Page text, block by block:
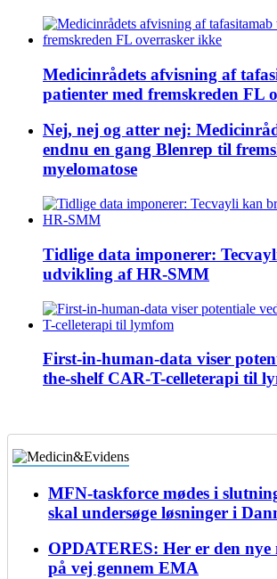
Medicinrådets afvisning af
patienter med fremskreden FL
Nej, nej og atter nej:
endnu en gang Blenrep til
myelomatose
Tidlige data imponerer:
udvikling af HR-SMM
First-in-human-data viser
the-shelf CAR-T-celleterapi til
MFN-taskforce mødes i
skal undersøge løsninger i
OPDATERES: Her er den nye
på vej gennem EMA